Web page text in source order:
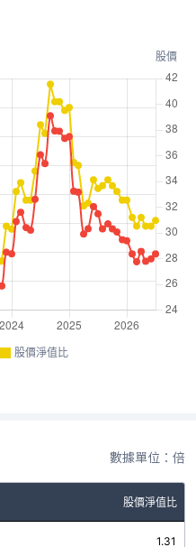
股價淨值比
數據單位：倍
股價淨值比
1.31